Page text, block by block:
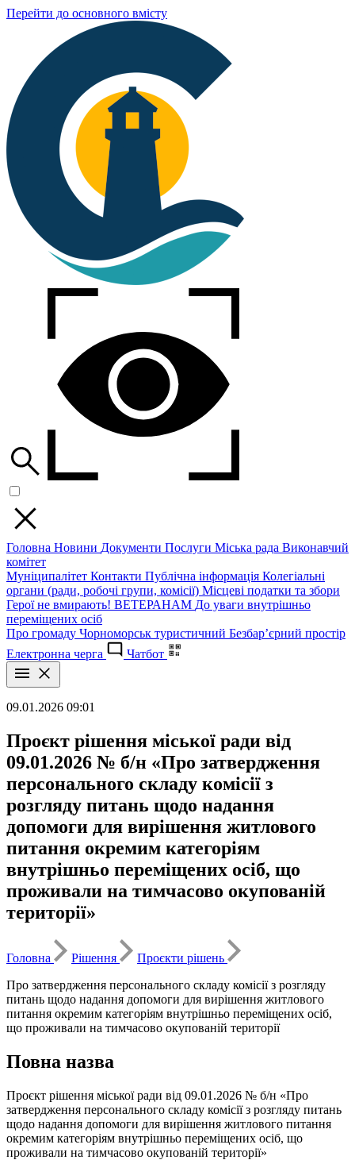
Перейти до основного вмісту
Головна Новини Документи Послуги Міська рада Виконавчий
комітет
Муніципалітет Контакти Публічна інформація Колегіальні
органи (ради, робочі групи, комісії) Місцеві податки та збори
Герої не вмирають! ВЕТЕРАНАМ До уваги внутрішньо
переміщених осіб
Про громаду Чорноморськ туристичний Безбар’єрний простір
Електронна черга
Чатбот
09.01.2026 09:01
Проєкт рішення міської ради від
09.01.2026 № б/н «Про затвердження
персонального складу комісії з
розгляду питань щодо надання
допомоги для вирішення житлового
питання окремим категоріям
внутрішньо переміщених осіб, що
проживали на тимчасово окупованій
території»
Головна Рішення
Проєкти рішень
Про затвердження персонального складу комісії з розгляду
питань щодо надання допомоги для вирішення житлового
питання окремим категоріям внутрішньо переміщених осіб,
що проживали на тимчасово окупованій території
Повна назва
Проєкт рішення міської ради від 09.01.2026 № б/н «Про
затвердження персонального складу комісії з розгляду питань
щодо надання допомоги для вирішення житлового питання
окремим категоріям внутрішньо переміщених осіб, що
проживали на тимчасово окупованій території»